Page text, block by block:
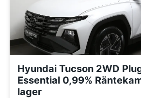
Hyundai Tucson 2WD
Essential 0,99%
lager